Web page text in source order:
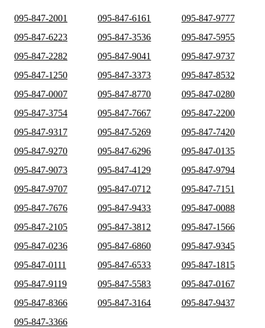
095-847-2001 095-847-6161
095-847-9777
095-847-6223
095-847-3536
095-847-5955
095-847-2282
095-847-9041
095-847-9737
095-847-1250
095-847-3373
095-847-8532
095-847-0007
095-847-8770
095-847-0280
095-847-3754
095-847-7667
095-847-2200
095-847-9317
095-847-5269
095-847-7420
095-847-9270
095-847-6296
095-847-0135
095-847-9073
095-847-4129
095-847-9794
095-847-9707
095-847-0712
095-847-7151
095-847-7676
095-847-9433
095-847-0088
095-847-2105
095-847-3812
095-847-1566
095-847-0236
095-847-6860
095-847-9345
095-847-0111
095-847-6533
095-847-1815
095-847-9119
095-847-5583
095-847-0167
095-847-8366
095-847-3164
095-847-9437
095-847-3366